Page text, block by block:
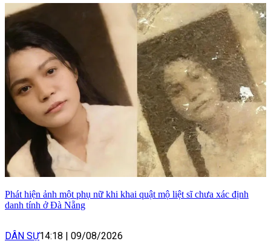
Phát hiện ảnh một phụ nữ khi khai quật mộ liệt sĩ chưa xác định
danh tính ở Đà Nẵng
DÂN SỰ14:18 09/08/2026